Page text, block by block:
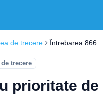
de trecere Întrebarea 866
trecere
prioritate